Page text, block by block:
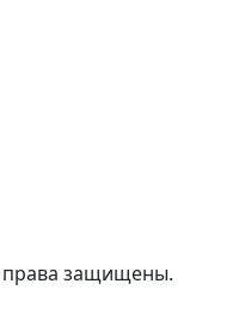
права защищены.